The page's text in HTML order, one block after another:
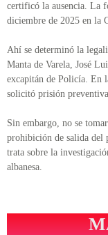
certificó la ausencia. La
diciembre de 2025 en la
Ahí se determinó la
Manta de Varela, José
excapitán de Policía. En
solicitó prisión
Sin embargo, no se
prohibición de salida del
trata sobre la
albanesa.